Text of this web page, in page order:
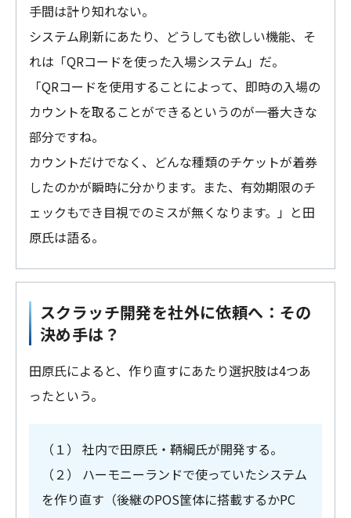
手間は計り知れない。
システム刷新にあたり、どうしても欲しい機能、そ
れは「QRコードを使った入場システム」だ。
「QRコードを使用することによって、即時の入場の
カウントを取ることができるというのが一番大きな
部分ですね。
カウントだけでなく、どんな種類のチケットが着券
したのかが瞬時に分かります。また、有効期限のチ
ェックもでき目視でのミスが無くなります。」と田
原氏は語る。
スクラッチ開発を社外に依頼へ：その
決め手は？
田原氏によると、作り直すにあたり選択肢は4つあ
ったという。
（１） 社内で田原氏・鞆綱氏が開発する。
（２） ハーモニーランドで使っていたシステム
を作り直す（後継のPOS筐体に搭載するかPC